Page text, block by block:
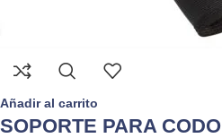
Añadir al carrito
SOPORTE PARA CODO